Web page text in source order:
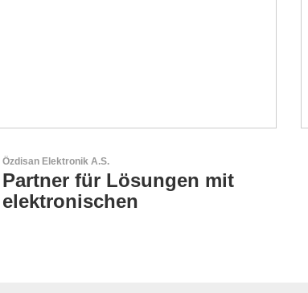
GEYER Electronic GmbH
GEYER - Ihr zuverlässiger
Partner